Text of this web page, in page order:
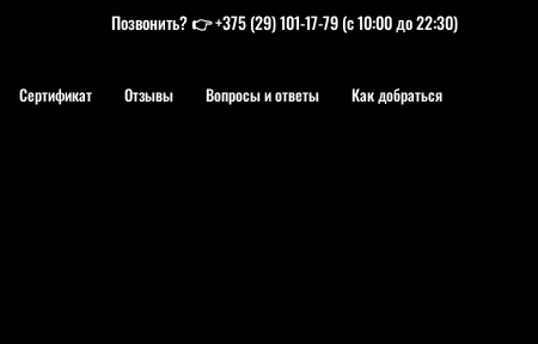
Позвонить? 👉+375 (29) 101-17-79(с 10:00 до 22:30)
Сертификат Отзывы Вопросы и ответы Как добраться